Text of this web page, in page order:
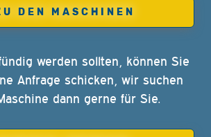
DEN MASCHINEN
werden sollten, können Sie
Anfrage schicken, wir suchen
dann gerne für Sie.